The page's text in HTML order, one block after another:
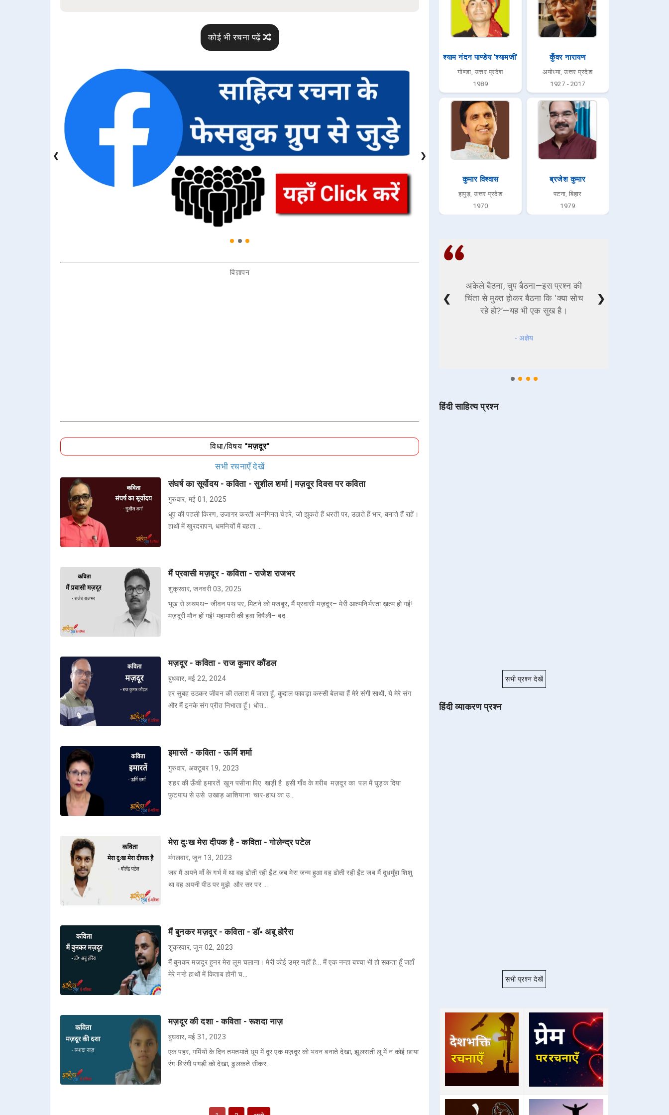
कोई भी रचना पढ़ें
❮ ❯
विज्ञापन
विधा/विषय"मज़दूर"
सभी रचनाएँ देखें
संघर्ष का सूर्योदय - कविता - सुशील शर्मा | मज़दूर दिवस पर कविता
गुरुवार, मई 01, 2025
धूप की पहली किरण, उजागर करती अनगिनत चेहरे, जो झुकते हैं धरती पर, उठाते हैं भार, बनाते हैं राहें।
हाथों में खुरदरापन, धमनियों में बहता …
मैं प्रवासी मज़दूर - कविता - राजेश राजभर
शुक्रवार, जनवरी 03, 2025
भूख से लथपथ– जीवन पथ पर, मिटने को मजबूर, मैं प्रवासी मज़दूर– मेरी आत्मनिर्भरता ख़त्म हो गई!
मज़दूरी मौन हों गई! महामारी की हवा विषैली– बद…
मज़दूर - कविता - राज कुमार कौंडल
बुधवार, मई 22, 2024
हर सुबह उठकर जीवन की तलाश में जाता हूँ, कुदाल फावड़ा कस्सी बेलचा हैं मेरे संगी साथी, ये मेरे संग
और मैं इनके संग प्रीत निभाता हूँ। धोत…
इमारतें - कविता - ऊर्मि शर्मा
गुरुवार, अक्टूबर 19, 2023
शहर की ऊँची इमारतें ख़ून पसीना पिए खड़ी है इसी गाँव के ग़रीब मज़दूर का पल में घुड़क दिया
फुटपाथ से उसे उखाड़ आशियाना चार-हाथ का उ…
मेरा दुःख मेरा दीपक है - कविता - गोलेन्द्र पटेल
मंगलवार, जून 13, 2023
जब मैं अपने माँ के गर्भ में था वह ढोती रही ईंट जब मेरा जन्म हुआ वह ढोती रही ईंट जब मैं दुधमुँहा शिशु
था वह अपनी पीठ पर मुझे और सर पर …
मैं बुनकर मज़दूर - कविता - डॉ॰ अबू होरैरा
शुक्रवार, जून 02, 2023
मैं बुनकर मज़दूर हुनर मेरा लूम चलाना। मेरी कोई उम्र नहीं है... मैं एक नन्हा बच्चा भी हो सकता हूँ जहाँ
मेरे नन्हे हाथों में किताब होनी च…
मज़दूर की दशा - कविता - रूशदा नाज़
बुधवार, मई 31, 2023
एक पहर, गर्मियों के दिन तमतमाते धूप में दूर एक मज़दूर को भवन बनाते देखा, झूलसती लू में न कोई छाया
रंग-बिरंगी पगड़ी को देखा, ढुलकते सीकर…
श्याम नंदन पाण्डेय 'श्यामजी'
गोण्डा, उत्तर प्रदेश
1989
कुँवर नारायण
अयोध्या, उत्तर प्रदेश
1927 - 2017
कुमार विश्वास
हापुड़, उत्तर प्रदेश
1970
ब्रजेश कुमार
पटना, बिहार
1979
अकेले बैठना, चुप बैठना—इस प्रश्न की
चिंता से मुक्त होकर बैठना कि ‘क्या सोच
रहे हो?’—यह भी एक सुख है।
- अज्ञेय
❮ ❯
हिंदी साहित्य प्रश्न
सभी प्रश्न देखें
हिंदी व्याकरण प्रश्न
सभी प्रश्न देखें